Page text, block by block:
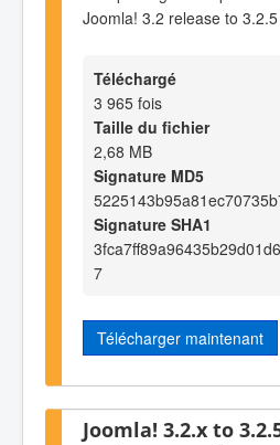
Joomla! 3.2 release to 3.2.5
Téléchargé
3 965 fois
Taille du fichier
2,68 MB
Signature MD5
Signature SHA1
7
Télécharger maintenant
Joomla! 3.2.x to